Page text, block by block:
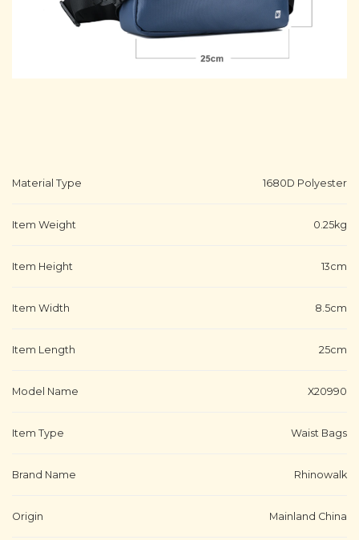
Material Type 1680D Polyester
Item Weight 0.25kg
Item Height 13cm
Item Width 8.5cm
Item Length 25cm
Model Name X20990
Item Type Waist Bags
Brand Name Rhinowalk
Origin Mainland China